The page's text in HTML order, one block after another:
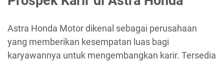
Astra Honda Motor dikenal sebagai perusahaan
yang memberikan kesempatan luas bagi
karyawannya untuk mengembangkan karir. Tersedia